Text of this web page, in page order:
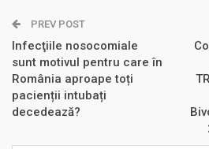
PREV POST
Infecţiile nosocomiale
sunt motivul pentru care în
România aproape toți
pacienții intubați
decedează?